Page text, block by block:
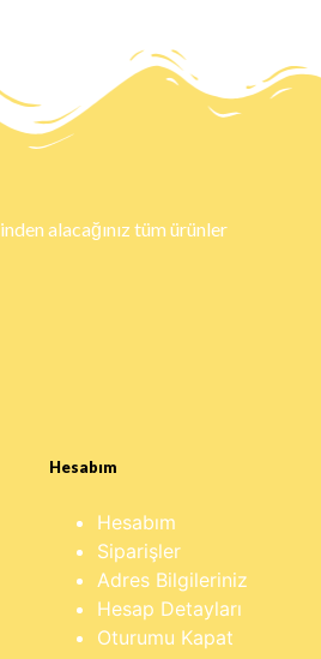
alacağınız tüm ürünler
Hesabım
Hesabım
Siparişler
Adres Bilgileriniz
Hesap Detayları
Oturumu Kapat